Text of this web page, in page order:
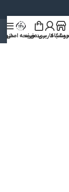
دریافت اپلیکیشن
حساب کاربری من
سبد خریدصفحه اصلی
منو